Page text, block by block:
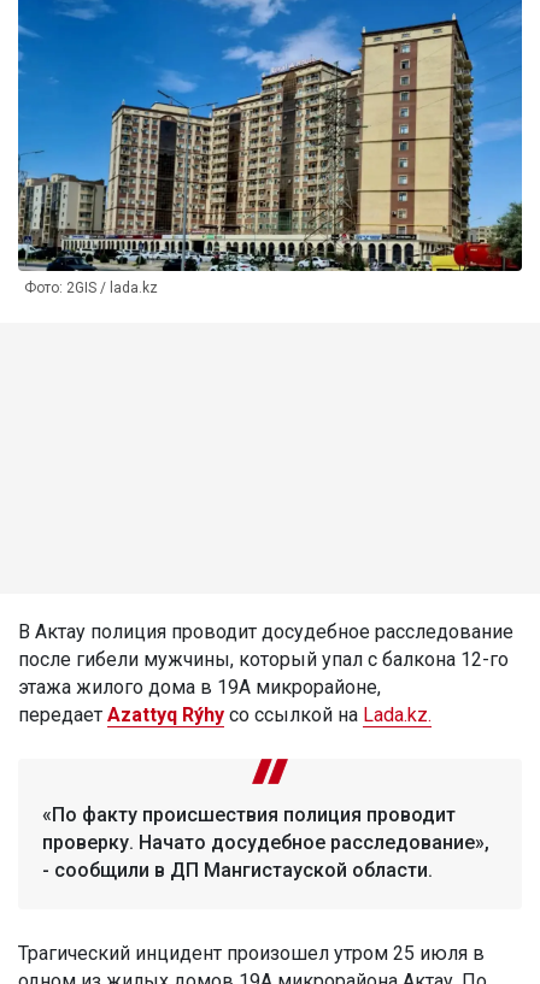
Фото: 2GIS / lada.kz
В Актау полиция проводит досудебное расследование
после гибели мужчины, который упал с балкона 12-го
этажа жилого дома в 19А микрорайоне,
передает Azattyq Rýhy со ссылкой на Lada.kz.
«По факту происшествия полиция проводит
проверку. Начато досудебное расследование»,
- сообщили в ДП Мангистауской области.
Трагический инцидент произошел утром 25 июля в